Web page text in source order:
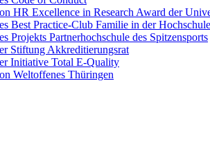
HR Excellence in Research Award der
Best Practice-Club Familie in der Hochschule
Projekts Partnerhochschule des Spitzensports
Stiftung Akkreditierungsrat
Initiative Total E-Quality
Weltoffenes Thüringen